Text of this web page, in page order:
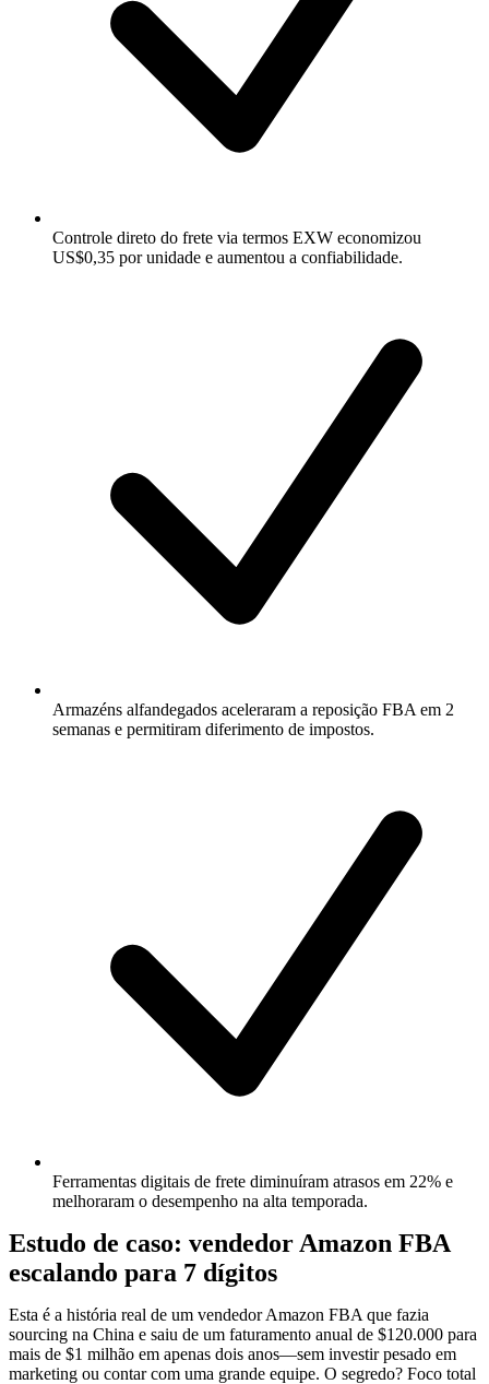
Controle direto do frete via termos EXW economizou
US$0,35 por unidade e aumentou a confiabilidade.
Armazéns alfandegados aceleraram a reposição FBA em 2
semanas e permitiram diferimento de impostos.
Ferramentas digitais de frete diminuíram atrasos em 22% e
melhoraram o desempenho na alta temporada.
Estudo de caso: vendedor Amazon FBA
escalando para 7 dígitos
Esta é a história real de um vendedor Amazon FBA que fazia
sourcing na China e saiu de um faturamento anual de $120.000 para
mais de $1 milhão em apenas dois anos—sem investir pesado em
marketing ou contar com uma grande equipe. O segredo? Foco total